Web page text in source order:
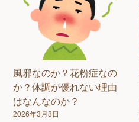
風邪なのか？花粉症なの
か？体調が優れない理由
はなんなのか？
2026年3月8日